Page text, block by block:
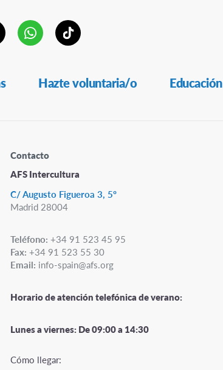
WhatsAppTikTok
Hazte voluntaria/o Educación
Contacto
AFS Intercultura
C/ Augusto Figueroa 3, 5º
Madrid 28004
Teléfono:+34 91 523 45 95
Fax:+34 91 523 55 30
Email: info-spain@afs.org
Horario de atención telefónica de verano:
Lunes a viernes: De 09:00 a 14:30
Cómo llegar: